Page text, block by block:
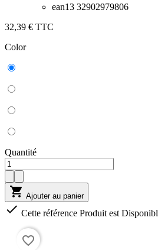
Gourde Isotherme 710 ml
Référence32902979806
Références spécifiques